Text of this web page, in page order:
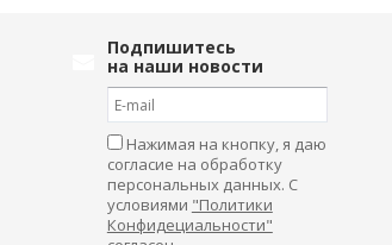
Подпишитесь
на наши новости
Нажимая на кнопку, я даю
согласие на обработку
персональных данных. С
условиями "Политики
Конфидециальности"